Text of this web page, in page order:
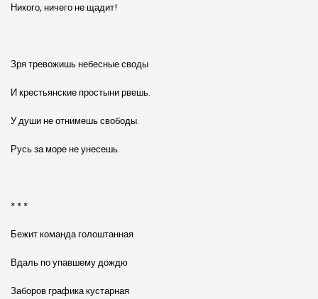
Никого, ничего не щадит!
Зря тревожишь небесные своды
И крестьянские простыни рвешь.
У души не отнимешь свободы.
Русь за море не унесешь.
* * *
Бежит команда голоштанная
Вдаль по упавшему дождю
Заборов графика кустарная